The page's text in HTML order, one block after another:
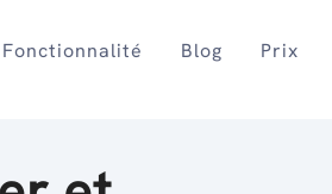
Fonctionnalité Blog Prix